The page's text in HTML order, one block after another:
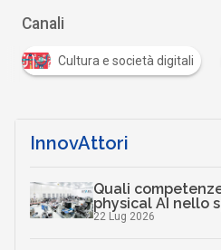
Canali
Cultura e società digitali
InnovAttori
Quali
physical AI nello
22 Lug 2026